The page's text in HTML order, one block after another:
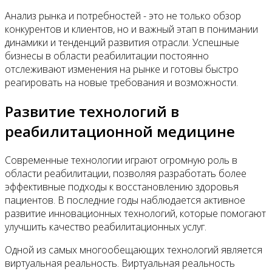
Анализ рынка и потребностей - это не только обзор
конкурентов и клиентов, но и важный этап в понимании
динамики и тенденций развития отрасли. Успешные
бизнесы в области реабилитации постоянно
отслеживают изменения на рынке и готовы быстро
реагировать на новые требования и возможности.
Развитие технологий в
реабилитационной медицине
Современные технологии играют огромную роль в
области реабилитации, позволяя разработать более
эффективные подходы к восстановлению здоровья
пациентов. В последние годы наблюдается активное
развитие инновационных технологий, которые помогают
улучшить качество реабилитационных услуг.
Одной из самых многообещающих технологий является
виртуальная реальность. Виртуальная реальность